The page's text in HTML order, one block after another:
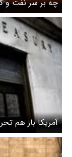
چه بر سر نفت و
می آید ؟
آمریکا باز هم